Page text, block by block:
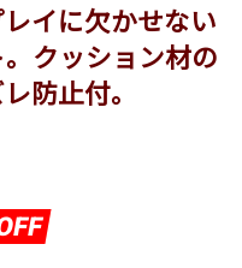
イに欠かせない
クッション材の
防止付。